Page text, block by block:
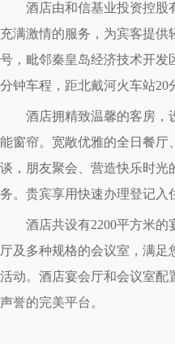
酒店由和信基业投资控股
充满激情的服务，为宾客提供
号，毗邻秦皇岛经济技术开发
分钟车程，距北戴河火车站20
酒店拥精致温馨的客房，
能窗帘。宽敞优雅的全日餐厅
谈，朋友聚会、营造快乐时光
务。贵宾享用快速办理登记入
酒店共设有2200平方米
厅及多种规格的会议室，满足
活动。酒店宴会厅和会议室配
声誉的完美平台。